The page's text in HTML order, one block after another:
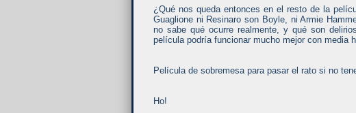
¿Qué nos queda entonces en el resto de la
Guaglione ni Resinaro son Boyle, ni Armie
no sabe qué ocurre realmente, y qué son
película podría funcionar mucho mejor con media
Película de sobremesa para pasar el rato si no
Ho!